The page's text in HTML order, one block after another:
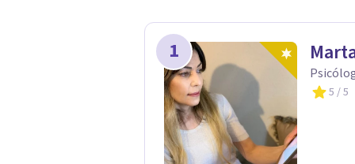
1
5 / 5